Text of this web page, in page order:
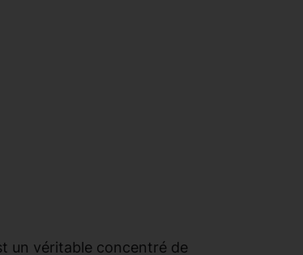
un véritable concentré de